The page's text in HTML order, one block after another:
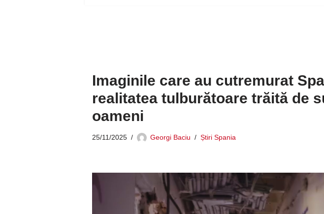
Imaginile care au cutremurat
realitatea tulburătoare trăită de
oameni
25/11/2025 Georgi Baciu Știri Spania